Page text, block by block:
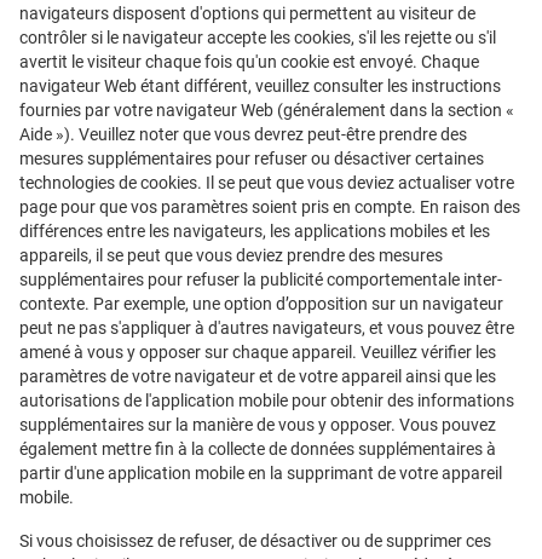
navigateurs disposent d'options qui permettent au visiteur de
contrôler si le navigateur accepte les cookies, s'il les rejette ou s'il
avertit le visiteur chaque fois qu'un cookie est envoyé. Chaque
navigateur Web étant différent, veuillez consulter les instructions
fournies par votre navigateur Web (généralement dans la section «
Aide »). Veuillez noter que vous devrez peut-être prendre des
mesures supplémentaires pour refuser ou désactiver certaines
technologies de cookies. Il se peut que vous deviez actualiser votre
page pour que vos paramètres soient pris en compte. En raison des
différences entre les navigateurs, les applications mobiles et les
appareils, il se peut que vous deviez prendre des mesures
supplémentaires pour refuser la publicité comportementale inter-
contexte. Par exemple, une option d’opposition sur un navigateur
peut ne pas s'appliquer à d'autres navigateurs, et vous pouvez être
amené à vous y opposer sur chaque appareil. Veuillez vérifier les
paramètres de votre navigateur et de votre appareil ainsi que les
autorisations de l'application mobile pour obtenir des informations
supplémentaires sur la manière de vous y opposer. Vous pouvez
également mettre fin à la collecte de données supplémentaires à
partir d'une application mobile en la supprimant de votre appareil
mobile.
Si vous choisissez de refuser, de désactiver ou de supprimer ces